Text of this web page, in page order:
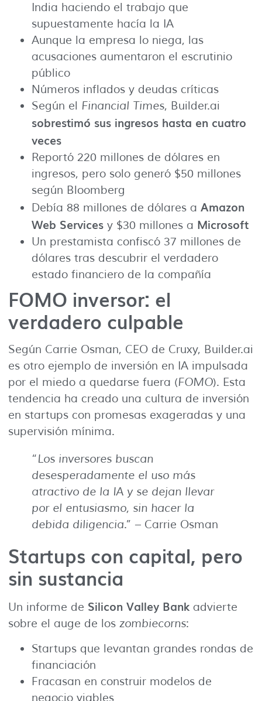
India haciendo el trabajo que
supuestamente hacía la IA
Aunque la empresa lo niega, las
acusaciones aumentaron el escrutinio
público
Números inflados y deudas críticas
Según el Financial Times, Builder.ai
sobrestimó sus ingresos hasta en cuatro
veces
Reportó 220 millones de dólares en
ingresos, pero solo generó $50 millones
según Bloomberg
Debía 88 millones de dólares a Amazon
Web Services y $30 millones a Microsoft
Un prestamista confiscó 37 millones de
dólares tras descubrir el verdadero
estado financiero de la compañía
FOMO inversor: el
verdadero culpable
Según Carrie Osman, CEO de Cruxy, Builder.ai
es otro ejemplo de inversión en IA impulsada
por el miedo a quedarse fuera (FOMO). Esta
tendencia ha creado una cultura de inversión
en startups con promesas exageradas y una
supervisión mínima.
“Los inversores buscan
desesperadamente el uso más
atractivo de la IA y se dejan llevar
por el entusiasmo, sin hacer la
debida diligencia.” – Carrie Osman
Startups con capital, pero
sin sustancia
Un informe de Silicon Valley Bankadvierte
sobre el auge de los zombiecorns:
Startups que levantan grandes rondas de
financiación
Fracasan en construir modelos de
negocio viables